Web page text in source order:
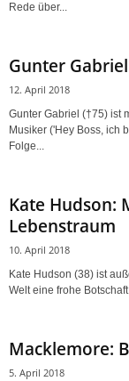
Rede über...
Gunter
12. April 2018
Gunter Gabriel (†75) ist
Musiker ('Hey Boss, ich
Folge...
Kate Hudson:
Lebenstraum
10. April 2018
Kate Hudson (38) ist
Welt eine frohe
Macklemore:
5. April 2018